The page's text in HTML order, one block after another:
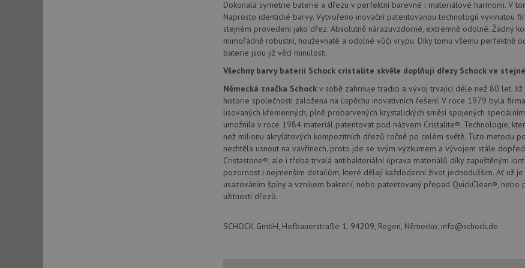
Dokonalá symetrie baterie a dřezu v perfektní barevné i materiálové harmonii. V
Naprosto identické barvy. Vytvořeno inovační patentovanou technologií vyvinutou
stejném provedení jako dřez. Absolutně nárazuvzdorné, extrémně odolné. Žádný
mimořádně robustní, houževnaté a odolné vůči vrypu. Díky tomu všemu perfektně
baterie jsou již věcí minulosti.
Všechny barvy baterií Schock cristalite skvěle doplňují dřezy Schock ve
Německá značka Schock v sobě zahrnuje tradici a vývoj trvající déle než 80 let.
historie společnosti založena na úspěchu inovativních řešení. V roce 1979 byla
lisovaných křemenných, plně probarvených krystalických směsí spojených
umožnila v roce 1984 materiál patentovat pod názvem Cristalite®. Technologie,
než milionu akrylátových kompozitních dřezů ročně po celém světě. Tuto metodu
nechtěla usnout na vavřínech, proto jde se svým výzkumem a vývojem stále
Cristastone®, ale i třeba trvalá antibakteriální úprava materiálů díky zapuštěným
pozornost i nejmenším detailům, které dělají každodenní život jednodušším. Ať už
usazováním špíny a vznikem bakterií, nebo patentovaný přepad QuickClean®,
užitnosti dřezů.
SCHOCK GmbH, Hofbauerstraße 1, 94209, Regen, Německo, info@schock.de
webové stránky a jakoukoli
mohl vidět před návštěvou
dny
Toto je velmi běžný název souboru
nalezen jako soubor cookie relace,
.schock-
4 týdny 2
Toto je velmi běžný název souboru
nalezen jako soubor cookie relace,
použit jako pro správu stavu relace.
test_cookie
Google LLC
.doubleclick.net
15 minut
Tento soubor cookie nastavuje
(kterou vlastní společnost Google),
návštěvníka webu podporuje
Google LLC
.youtube.com
Zavřením
prohlížeče
Tento soubor cookie nastavuje
zobrazení vložených videí.
_gcl_au
Google LLC
.schock-
drezy.cz
3 měsíce
Tento soubor cookie nastavuje
provádí informace o tom, jak
webové stránky a jakoukoli reklamu,
mohl vidět před návštěvou
VISITOR_INFO1_LIVE
Google LLC
.youtube.com
6 měsíců
Tento soubor cookie nastavuje
uživatelských předvoleb pro videa